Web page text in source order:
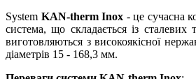
System KAN-therm Inox - це сучасна
система, що складається із сталевих
виготовляються з високоякісної
діаметрів 15 - 168,3 мм.